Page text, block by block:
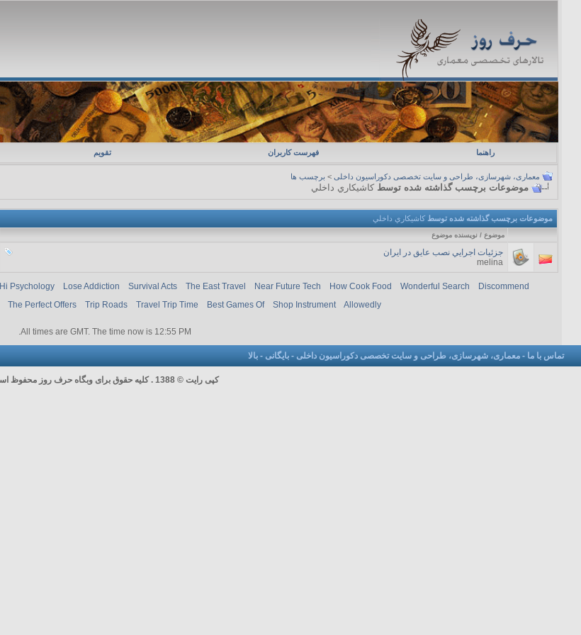
راهنما فهرست کاربران تقویم
معماری، شهرسازی، طراحی و سایت تخصصی دکوراسیون داخلی > برچسب ها
موضوعات برچسب گذاشته شده توسط کاشيکاري داخلي
موضوعات برچسب گذاشته شده توسطکاشيکاري داخلي
موضوع / نویسنده موضوع
جزئيات اجرايي نصب عايق در ايران
melina
Hi Psychology Lose Addiction Survival Acts The East Travel Near Future Tech How Cook Food Wonderful Search
Discommend
The Perfect Offers Trip Roads Travel Trip Time Best Games Of Shop Instrument Allowedly
All times are GMT. The time now is 12:55 PM
.
تماس با ما - معماری، شهرسازی، طراحی و سایت تخصصی دکوراسیون داخلی - بایگانی - بالا
کپی رایت © 1388 . کلیه حقوق برای وبگاه حرف روز محفوظ است